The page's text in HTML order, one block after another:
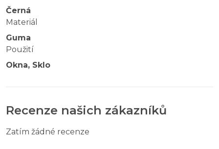
Černá
Materiál
Guma
Použití
Okna, Sklo
Recenze našich zákazníků
Zatím žádné recenze